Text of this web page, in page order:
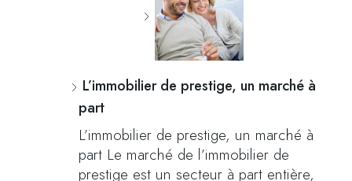
L’immobilier de prestige, un marché à
part
L’immobilier de prestige, un marché à
part Le marché de l’immobilier de
prestige est un secteur à part entière,